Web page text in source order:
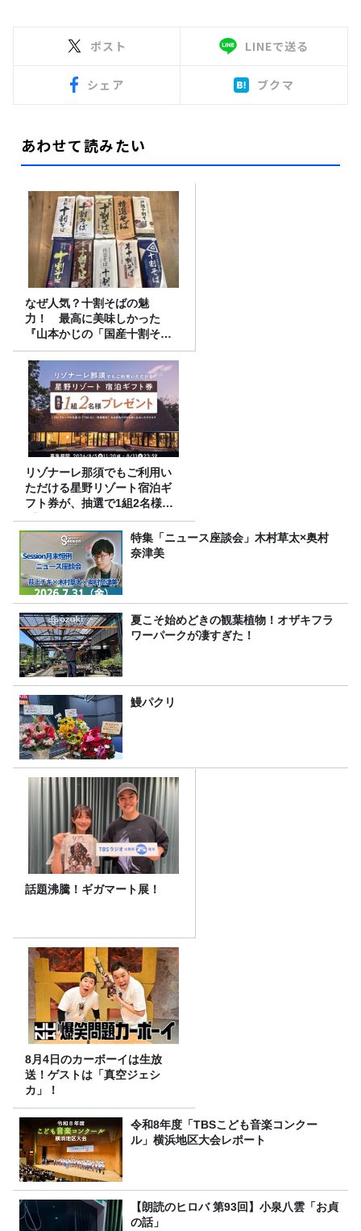
ポスト LINEで送る
シェア ブクマ
あわせて読みたい
なぜ人気？十割そばの魅
力！ 最高に美味しかった
『山本かじの「国産十割そ
ば」』とは？【十割そば10種
食べ比べ】
リゾナーレ那須でもご利用い
ただける星野リゾート宿泊ギ
フト券が、抽選で1組2名様に
プレゼント！
特集「ニュース座談会」木村草太×奥村
奈津美
夏こそ始めどきの観葉植物！オザキフラ
ワーパークが凄すぎた！
鰻パクリ
話題沸騰！ギガマート展！
8月4日のカーボーイは生放
送！ゲストは「真空ジェシ
カ」！
令和8年度「TBSこども音楽コンクー
ル」横浜地区大会レポート
【朗読のヒロバ 第93回】小泉八雲「お貞
の話」